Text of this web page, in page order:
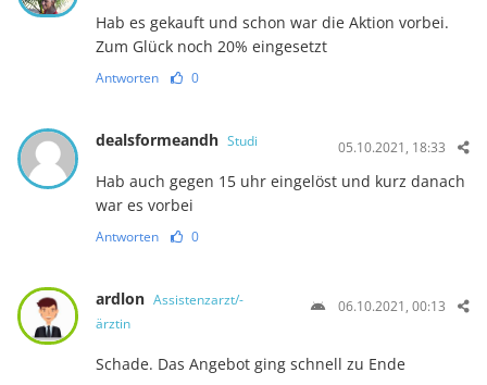
Hab es gekauft und schon war die Aktion vorbei.
Zum Glück noch 20% eingesetzt
Antworten 0
dealsformeandh Studi 05.10.2021, 18:33
Hab auch gegen 15 uhr eingelöst und kurz danach
war es vorbei
Antworten 0
ardlon Assistenzarzt/-
ärztin
06.10.2021, 00:13
Schade. Das Angebot ging schnell zu Ende